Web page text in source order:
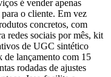
é vender apenas
o cliente. Em vez
concretos, com
redes sociais por mês, kit
de UGC sintético
de lançamento com 15
rodadas de ajustes